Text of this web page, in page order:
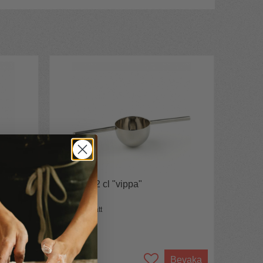
Spritmått 2 cl "vippa"
Vippande mått
149 kr Bevaka